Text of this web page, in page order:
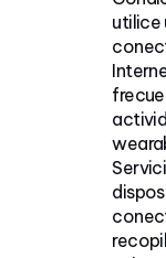
utilice